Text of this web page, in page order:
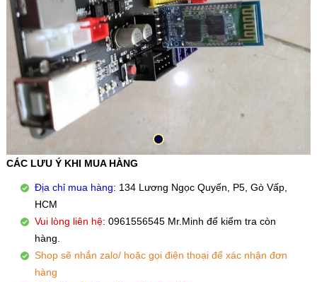
CÁC LƯU Ý KHI MUA HÀNG
Địa chỉ mua hàng: 134 Lương Ngọc Quyến, P5, Gò Vấp,
HCM
Vui lòng liên hệ: 0961556545 Mr.Minh để kiểm tra còn
hàng.
Shop sẽ nhắn zalo/ hoặc gọi điện thoại để xác nhận đơn
hàng